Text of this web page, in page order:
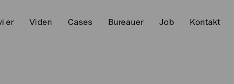
er Viden Cases Bureauer Job Kontakt